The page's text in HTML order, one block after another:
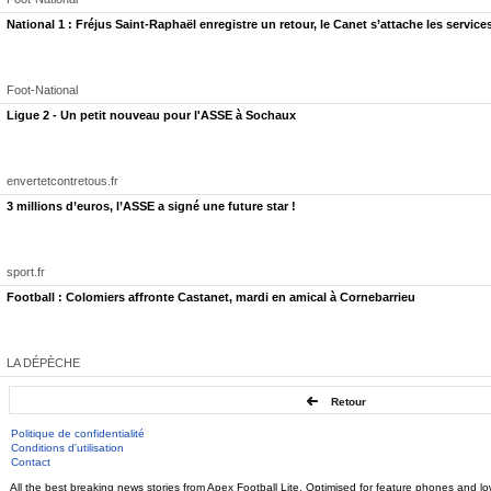
C’est une information qui va faire du bruit dans les vestiaires du football amateur
Selon nos informations, les Sochaliens Elson Mendes (1 sélection) et Dylan Tavares (20
La décision finale tombe ce lundi. Les quatre joueurs sauront alors s’ils font partie du
planétaire. Une issue qui pourrait changer une carrière en quelques heures. Le Cap-Vert,
National 1 : Fréjus Saint-Raphaël enregistre un retour, le Canet s’attache les
Foot-National
Ligue 2 - Un petit nouveau pour l'ASSE à Sochaux
envertetcontretous.fr
3 millions d’euros, l’ASSE a signé une future star !
sport.fr
Football : Colomiers affronte Castanet, mardi en amical à Cornebarrieu
LA DÉPÈCHE
Retour
Politique de confidentialité
Conditions d'utilisation
Contact
All the best breaking news stories from Apex Football Lite. Optimised for feature phones and